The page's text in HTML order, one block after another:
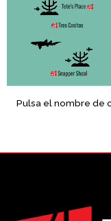
Pulsa el nombre de